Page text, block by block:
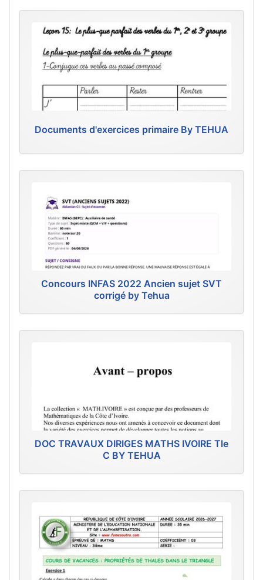
Documents d'exercices primaire By TEHUA
Concours INFAS 2022 Ancien sujet SVT
corrigé by Tehua
DOC TRAVAUX DIRIGES MATHS IVOIRE Tle
C BY TEHUA